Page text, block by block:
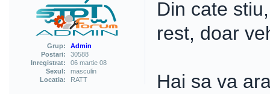
Grup:
Admin
Postari:
30588
Inregistrat:
06 martie 08
Sexul:
masculin
Locatia:
RATT
Din cate
rest, doar
Hai sa va